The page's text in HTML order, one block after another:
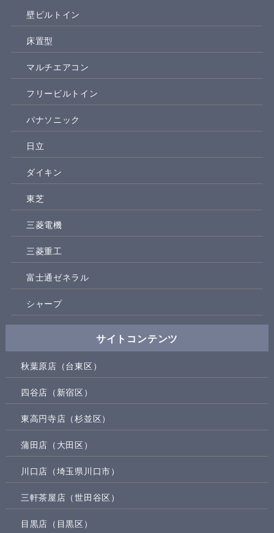
壁ビルトイン
床置型
マルチエアコン
フリービルトイン
パナソニック
日立
ダイキン
東芝
三菱電機
三菱重工
富士通ゼネラル
シャープ
サイトコンテンツ
秋葉原店（台東区）
四谷店（新宿区）
東高円寺店（杉並区）
蒲田店（大田区）
川口店（埼玉県川口市）
三軒茶屋店（世田谷区）
目黒店（目黒区）